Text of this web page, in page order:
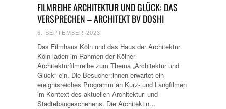
FILMREIHE ARCHITEKTUR UND GLÜCK: DAS
VERSPRECHEN – ARCHITEKT BV DOSHI
6. SEPTEMBER 2023
Das Filmhaus Köln und das Haus der Architektur
Köln laden im Rahmen der Kölner
Architekturfilmreihe zum Thema „Architektur und
Glück“ ein. Die Besucher:innen erwartet ein
ereignisreiches Programm an Kurz- und Langfilmen
im Kontext des aktuellen Architektur- und
Städtebaugeschehens. Die Architektin…